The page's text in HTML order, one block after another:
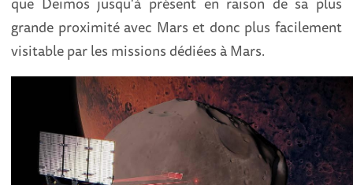
grande proximité avec Mars et donc plus facilement
visitable par les missions dédiées à Mars.